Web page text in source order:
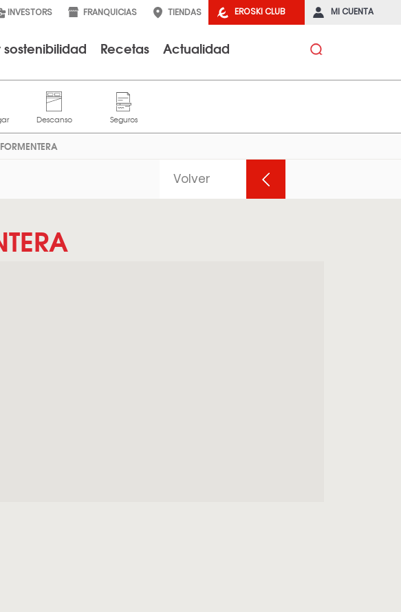
EROSKI CLUB MI CUENTA
INVESTORS FRANQUICIAS TIENDAS
sostenibilidad Recetas Actualidad
Volver